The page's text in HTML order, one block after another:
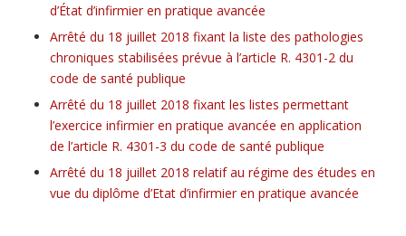
d’État d’infirmier en pratique avancée
Arrêté du 18 juillet 2018 fixant la liste des pathologies
chroniques stabilisées prévue à l’article R. 4301-2 du
code de santé publique
Arrêté du 18 juillet 2018 fixant les listes permettant
l’exercice infirmier en pratique avancée en application
de l’article R. 4301-3 du code de santé publique
Arrêté du 18 juillet 2018 relatif au régime des études en
vue du diplôme d’Etat d’infirmier en pratique avancée